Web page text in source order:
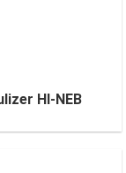
HI-NEB